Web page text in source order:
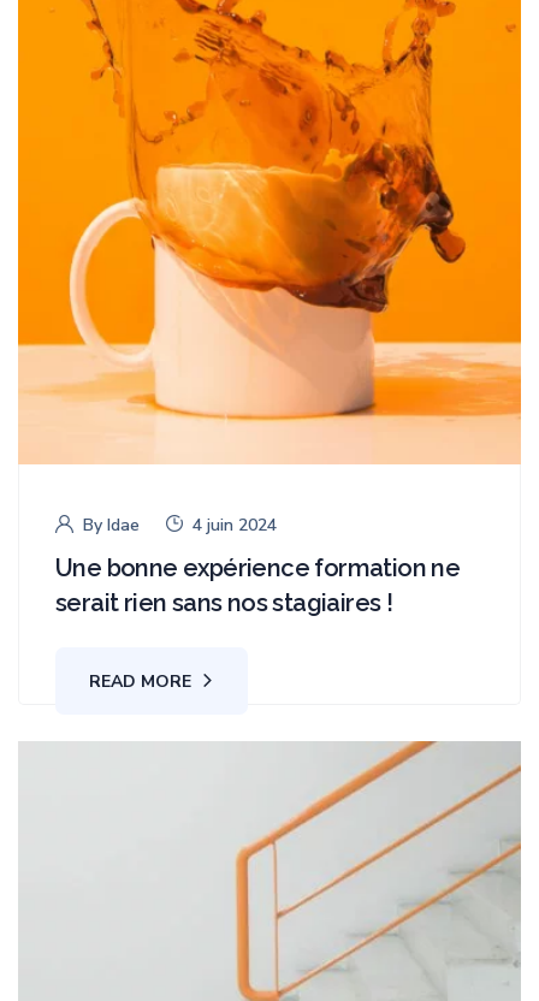
By Idae 4 juin 2024
Une bonne expérience formation ne
serait rien sans nos stagiaires !
READ MORE